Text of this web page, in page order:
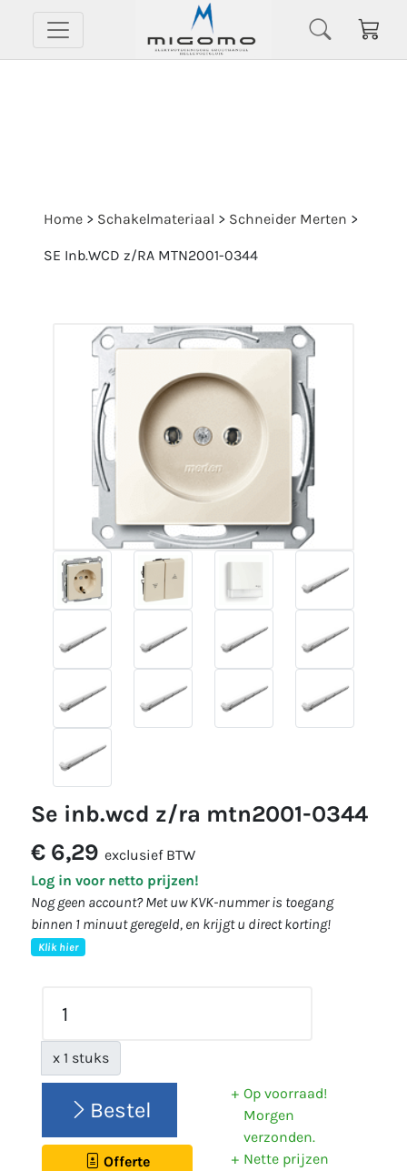
Home > Schakelmateriaal > Schneider Merten >
SE Inb.WCD z/RA MTN2001-0344
se inb.wcd z/ra mtn2001-0344
€ 6,29 exclusief BTW
Log in voor netto prijzen!
Nog geen account? Met uw KVK-nummer is toegang
binnen 1 minuut geregeld, en krijgt u direct korting!
Klik hier
x 1 stuks
Bestel
Offerte
Op voorraad!
Morgen
verzonden.
Nette prijzen